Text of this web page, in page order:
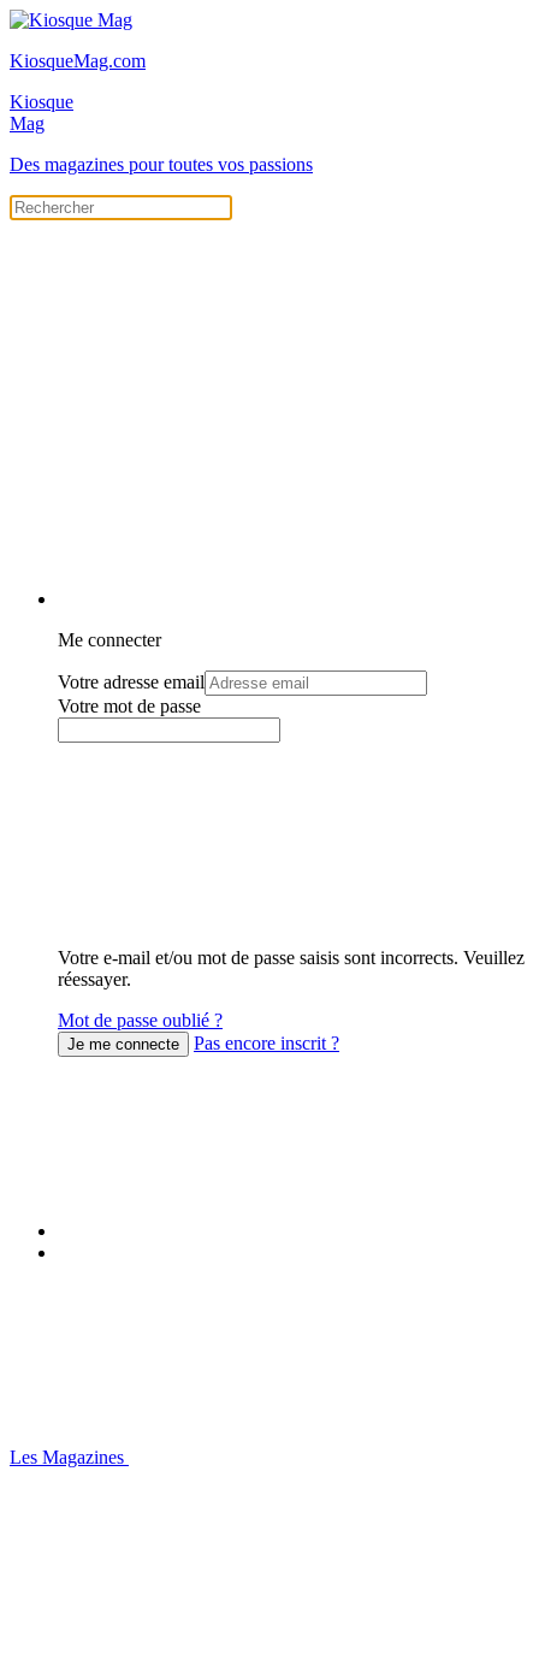
KiosqueMag.com
Kiosque
Mag
Des magazines pour toutes vos passions
Me connecter
Votre adresse email
Votre mot de passe
Votre e-mail et/ou mot de passe saisis sont incorrects. Veuillez
réessayer.
Mot de passe oublié ?
Pas encore inscrit ?
Les Magazines